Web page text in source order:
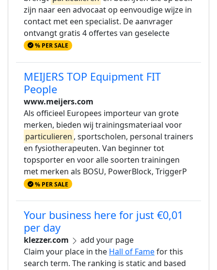
zijn naar een advocaat op eenvoudige wijze in
contact met een specialist. De aanvrager
ontvangt gratis 4 offertes van geselecte
% PER SALE
MEIJERS TOP Equipment FIT
People
www.meijers.com
Als officieel Europees importeur van grote
merken, bieden wij trainingsmateriaal voor
particulieren , sportscholen, personal trainers
en fysiotherapeuten. Van beginner tot
topsporter en voor alle soorten trainingen
met merken als BOSU, PowerBlock, TriggerP
% PER SALE
Your business here for just €0,01
per day
klezzer.com
add your page
Claim your place in the Hall of Famefor this
search term. The ranking is static and based